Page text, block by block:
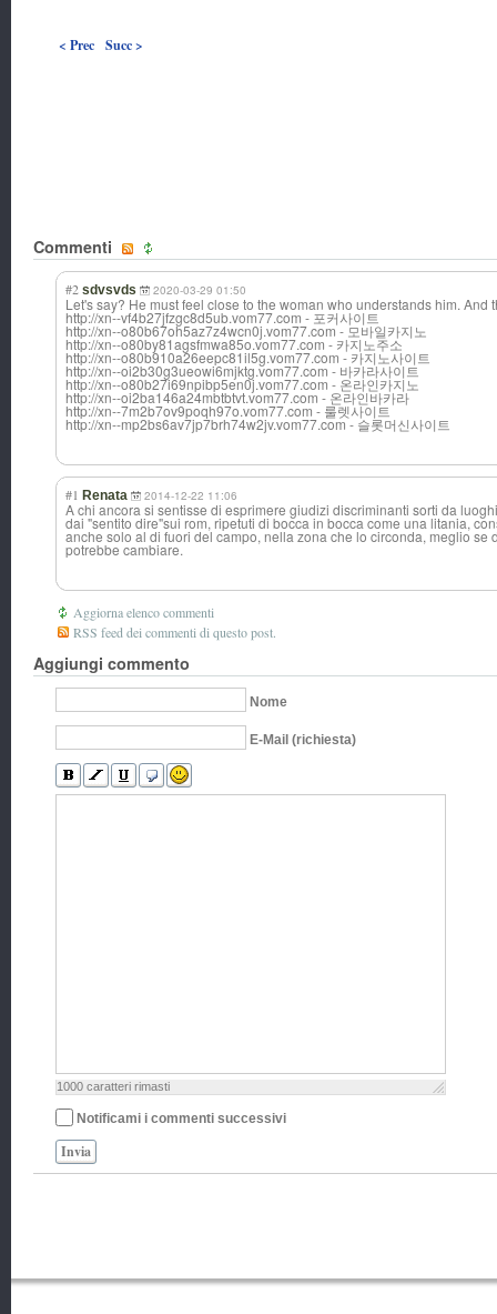
< Prec Succ >
Commenti
#2 sdvsvds 2020-03-29 01:50
Let's say? He must feel close to the woman who understands him. And
http://xn--vf4b27jfzgc8d5ub.vom77.com - 포커사이트
http://xn--o80b67oh5az7z4wcn0j.vom77.com - 모바일카지노
http://xn--o80by81agsfmwa85o.vom77.com - 카지노주소
http://xn--o80b910a26eepc81il5g.vom77.com - 카지노사이트
http://xn--oi2b30g3ueowi6mjktg.vom77.com - 바카라사이트
http://xn--o80b27i69npibp5en0j.vom77.com - 온라인카지노
http://xn--oi2ba146a24mbtbtvt.vom77.com - 온라인바카라
http://xn--7m2b7ov9poqh97o.vom77.com - 룰렛사이트
http://xn--mp2bs6av7jp7brh74w2jv.vom77.com - 슬롯머신사이트
#1 Renata 2014-12-22 11:06
A chi ancora si sentisse di esprimere giudizi discriminanti sorti da
dai "sentito dire"sui rom, ripetuti di bocca in bocca come una litania,
anche solo al di fuori del campo, nella zona che lo circonda, meglio
potrebbe cambiare.
Aggiorna elenco commenti
RSS feed dei commenti di questo post.
Aggiungi commento
Nome
E-Mail (richiesta)
1000 caratteri rimasti
Notificami i commenti successivi
Invia